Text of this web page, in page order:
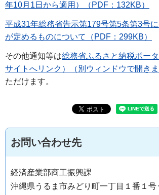
年10月1日から適用）（PDF：132KB）
平成31年総務省告示第179号第5条第3号
が定めるものについて（PDF：299KB）
その他通知等は総務省ふるさと納税ポー
サイトへリンク）（別ウィンドウで開きま
ただけます。
お問い合わせ先
経済産業部商工振興課
沖縄県うるま市みどり町一丁目１番１